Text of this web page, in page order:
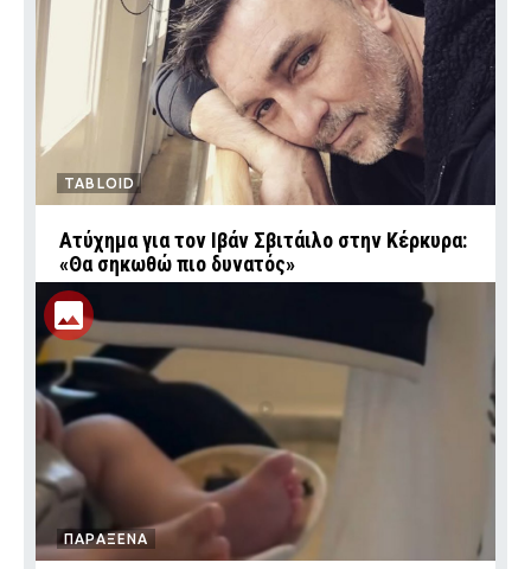
TABLOID
Ατύχημα για τον Ιβάν Σβιτάιλο στην Κέρκυρα:
«Θα σηκωθώ πιο δυνατός»
ΠΑΡΑΞΕΝΑ